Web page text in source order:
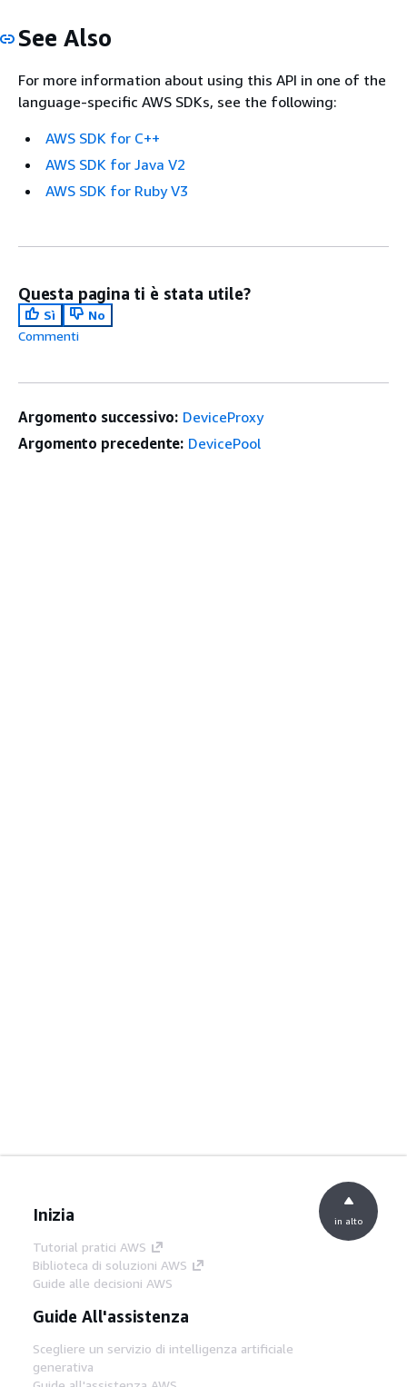
See Also
For more information about using this API in one of the
language-specific AWS SDKs, see the following:
AWS SDK for C++
AWS SDK for Java V2
AWS SDK for Ruby V3
Questa pagina ti è stata utile?
Sì
No
Commenti
Argomento successivo: DeviceProxy
Argomento precedente: DevicePool
Inizia
Tutorial pratici AWS
Biblioteca di soluzioni AWS
Guide alle decisioni AWS
Guide All'assistenza
Scegliere un servizio di intelligenza artificiale
generativa
in alto